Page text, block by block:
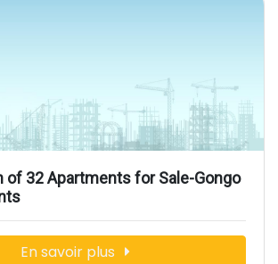
of 32 Apartments for Sale-Gongo
En savoir plus